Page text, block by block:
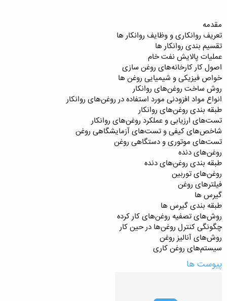
مقدمه
تعریف روانکاری و وظایف روانکار ها
تقسیم بندی روانکار ها
عملیات پالایش نفت خام
اصول کار کارخانه‌‌‌های روغن سازی
خواص فیزیکی و شیمیایی روغن ها
روش ساخت روغن‌های روانکار
انواع مواد افزودنی مورد استفاده در روغن‌های روانکار
طبقه بندی روغن‌های روانکار
تست‌های ارزیابی و عملکرد روغن‌های روانکار
شاخص‌های کیفی و تست‌های آزمایشگاهی روغن
تست‌های موتوری و دستگاهی روغن
روغن‌های دنده
طبقه بندی روغن‌های دنده
روغن‌های توربین
فیلتر‌های روغن
گیرس ها
طبقه بندی گیرس ها
روش‌های تصفیه روغن‌های کار کرده
چگونگی‌ کنترل روغن‌ها در حین کار
روش‌های آنالیز روغن
سیستم‌های روغن کاری
پیوست ها